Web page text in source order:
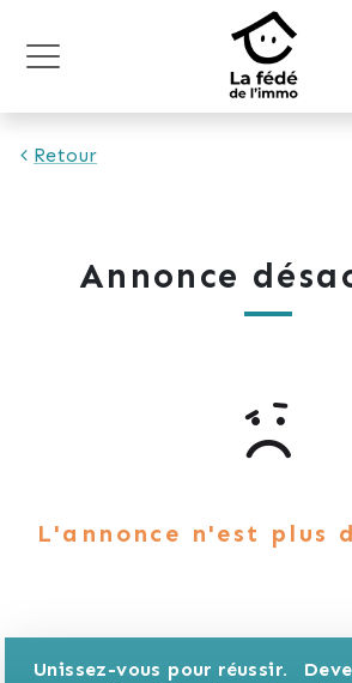
Retour
Annonce
L'annonce n'est plus
Unissez-vous pour réussir.